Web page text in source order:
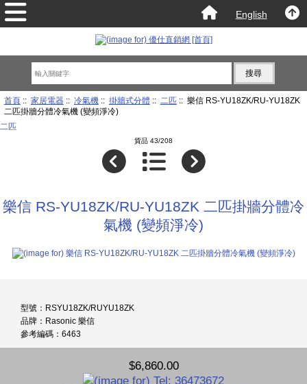
English
首頁:: 家居電器:: 冷氣機:: 掛牆式分體 :: 二匹:: 樂信 RS-YU18ZK/RU-YU18ZK
二匹掛牆分體冷氣機 (變頻淨冷)
二匹
貨品 43/208
樂信 RS-YU18ZK/RU-YU18ZK 二匹掛牆分體冷
氣機 (變頻淨冷)
型號：RSYU18ZK/RUYU18ZK
品牌：Rasonic 樂信
參考編碼：6463
$6,860.00